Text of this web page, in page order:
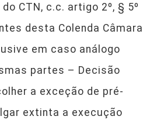
CTN, c.c. artigo 2º, § 5º
desta Colenda Câmara
em caso análogo
partes – Decisão
a exceção de pré-
extinta a execução